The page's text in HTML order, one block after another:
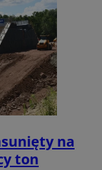
na
ton